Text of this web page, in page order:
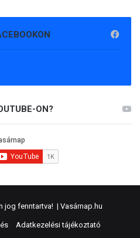
ON?
jog fenntartva! | Vasárnap.hu
Adatkezelési tájékoztató